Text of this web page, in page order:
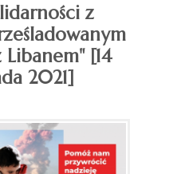
z
[14
2021]